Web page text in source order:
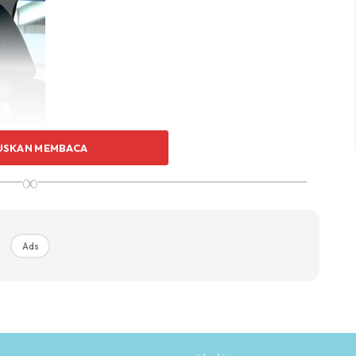
MEMBACA
∞
Ads